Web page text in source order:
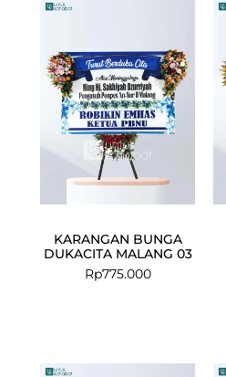
KARANGAN BUNGA
DUKACITA MALANG 03
Rp775.000